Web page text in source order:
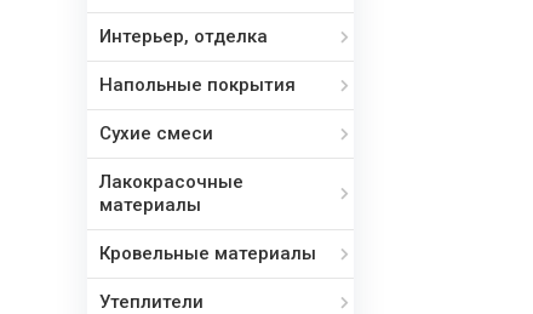
Интерьер, отделка
Напольные покрытия
Сухие смеси
Лакокрасочные
материалы
Кровельные материалы
Утеплители